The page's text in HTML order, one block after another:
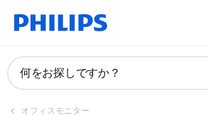
何をお探しですか？
オフィスモニター
マニュアルとドキュメント